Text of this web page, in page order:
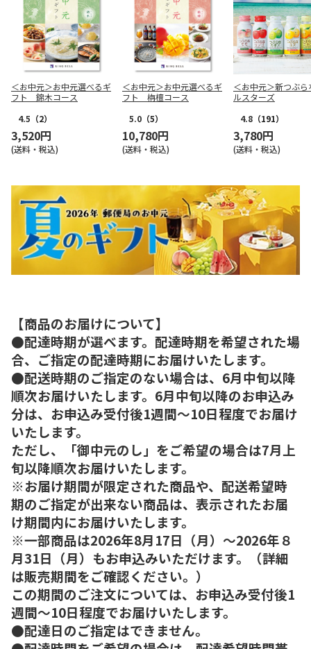
＜お中元＞お中元選べるギ
フト 錦木コース
4.5 （2）
3,520円
(送料・税込)
＜お中元＞お中元選べるギ
フト 栴檀コース
5.0 （5）
10,780円
(送料・税込)
＜お中元＞新つぶら
ルスターズ
4.8 （191）
3,780円
(送料・税込)
【商品のお届けについて】
●配達時期が選べます。配達時期を希望された場
合、ご指定の配達時期にお届けいたします。
●配送時期のご指定のない場合は、6月中旬以降
順次お届けいたします。6月中旬以降のお申込み
分は、お申込み受付後1週間～10日程度でお届け
いたします。
ただし、「御中元のし」をご希望の場合は7月上
旬以降順次お届けいたします。
※お届け期間が限定された商品や、配送希望時
期のご指定が出来ない商品は、表示されたお届
け期間内にお届けいたします。
※一部商品は2026年8月17日（月）～2026年８
月31日（月）もお申込みいただけます。（詳細
は販売期間をご確認ください。）
この期間のご注文については、お申込み受付後1
週間～10日程度でお届けいたします。
●配達日のご指定はできません。